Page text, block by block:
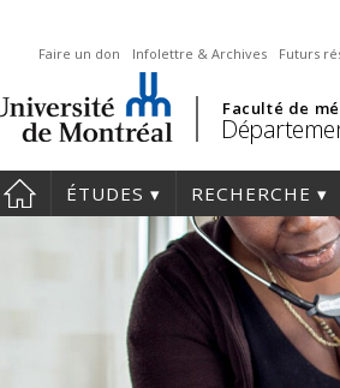
Faire un don Infolettre & Archives Futurs
Faculté de
ÉTUDES RECHERCHE